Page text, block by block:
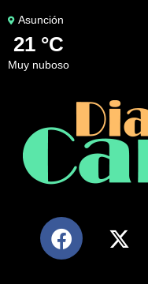
Asunción
21 °C
muy nuboso